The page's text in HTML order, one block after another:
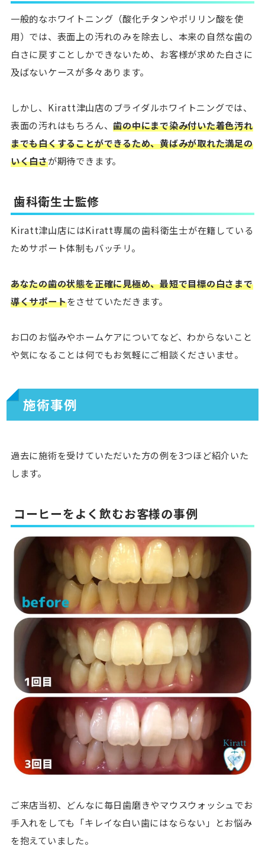
一般的なホワイトニング（酸化チタンやポリリン酸を使
用）では、表面上の汚れのみを除去し、本来の自然な歯の
白さに戻すことしかできないため、お客様が求めた白さに
及ばないケースが多々あります。
しかし、Kiratt津山店のブライダルホワイトニングでは、
表面の汚れはもちろん、歯の中にまで染み付いた着色汚れ
までも白くすることができるため、黄ばみが取れた満足の
いく白さが期待できます。
歯科衛生士監修
Kiratt津山店にはKiratt専属の歯科衛生士が在籍している
ためサポート体制もバッチリ。
あなたの歯の状態を正確に見極め、最短で目標の白さまで
導くサポートをさせていただきます。
お口のお悩みやホームケアについてなど、わからないこと
や気になることは何でもお気軽にご相談くださいませ。
施術事例
過去に施術を受けていただいた方の例を3つほど紹介いた
します。
コーヒーをよく飲むお客様の事例
ご来店当初、どんなに毎日歯磨きやマウスウォッシュでお
手入れをしても「キレイな白い歯にはならない」とお悩み
を抱えていました。